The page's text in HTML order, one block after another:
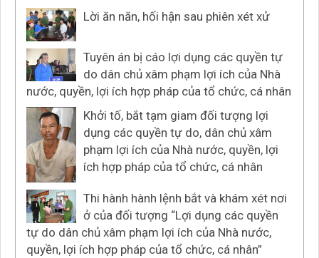
Lời ăn năn, hối hận sau phiên xét xử
Tuyên án bị cáo lợi dụng các quyền tự
do dân chủ xâm phạm lợi ích của Nhà
nước, quyền, lợi ích hợp pháp của tổ chức, cá nhân
Khởi tố, bắt tạm giam đối tượng lợi
dụng các quyền tự do, dân chủ xâm
phạm lợi ích của Nhà nước, quyền, lợi
ích hợp pháp của tổ chức, cá nhân
Thi hành hành lệnh bắt và khám xét nơi
ở của đối tượng “Lợi dụng các quyền
tự do dân chủ xâm phạm lợi ích của Nhà nước,
quyền, lợi ích hợp pháp của tổ chức, cá nhân”